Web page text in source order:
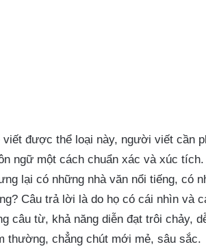
được thể loại này, người viết cần
ngữ một cách chuẩn xác và xúc
lại có những nhà văn nổi tiếng, có
Câu trả lời là do họ có cái nhìn và
câu từ, khả năng diễn đạt trôi chảy,
thường, chẳng chút mới mẻ, sâu sắc.